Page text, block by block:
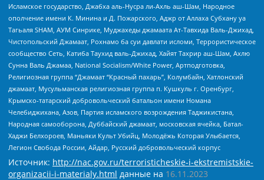
Исламское государство, Джабха аль-Нусра ли-Ахль аш-Шам, Народное
ополчение имени К. Минина и Д. Пожарского, Аджр от Аллаха Субхану уа
Тагьаля SHAM, АУМ Синрике, Муджахеды джамаата Ат-Тавхида Валь-Джихад,
Чистопольский Джамаат, Рохнамо ба суи давлати исломи, Террористическое
сообщество Сеть, Катиба Таухид валь-Джихад, Хайят Тахрир аш-Шам, Ахлю
Сунна Валь Джамаа, National Socialism/White Power, Артподготовка,
Религиозная группа “Джамаат “Красный пахарь”, Колумбайн, Хатлонский
джамаат, Мусульманская религиозная группа п. Кушкуль г. Оренбург,
Крымско-татарский добровольческий батальон имени Номана
Челебиджихана, Азов, Партия исламского возрождения Таджикистана,
Народная самооборона, Дуббайский джамаат, московская ячейка, Батал-
Хаджи Белхороев, Маньяки Культ Убийц, Молодёжь Которая Улыбается,
Легион Свобода России, Айдар, Русский добровольческий корпус
Источник: http://nac.gov.ru/terroristicheskie-i-ekstremistskie-
organizacii-i-materialy.html данные на 16.11.2023